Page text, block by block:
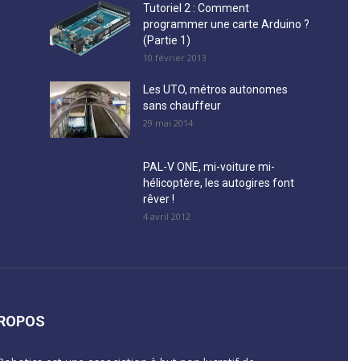
Tutoriel 2 : Comment
programmer une carte Arduino ?
(Partie 1)
10 février 2013
Les UTO, métros autonomes
sans chauffeur
29 mai 2014
PAL-V ONE, mi-voiture mi-
hélicoptère, les autogires font
rêver !
4 avril 2012